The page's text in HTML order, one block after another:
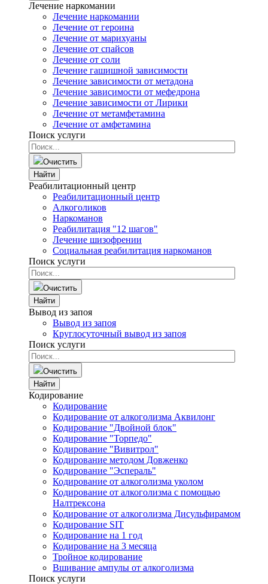
Лечение наркомании
Лечение наркомании
Лечение от героина
Лечение от марихуаны
Лечение от спайсов
Лечение от соли
Лечение гашишной зависимости
Лечение зависимости от метадона
Лечение зависимости от мефедрона
Лечение зависимости от Лирики
Лечение от метамфетамина
Лечение от амфетамина
Поиск услуги
Очистить
Найти
Реабилитационный центр
Реабилитационный центр
Алкоголиков
Наркоманов
Реабилитация "12 шагов"
Лечение шизофрении
Социальная реабилитация наркоманов
Поиск услуги
Очистить
Найти
Вывод из запоя
Вывод из запоя
Круглосуточный вывод из запоя
Поиск услуги
Очистить
Найти
Кодирование
Кодирование
Кодирование от алкоголизма Аквилонг
Кодирование "Двойной блок"
Кодирование "Торпедо"
Кодирование "Вивитрол"
Кодирование методом Довженко
Кодирование "Эспераль"
Кодирование от алкоголизма уколом
Кодирование от алкоголизма с помощью
Налтрексона
Кодирование от алкоголизма Дисульфирамом
Кодирование SIT
Кодирование на 1 год
Кодирование на 3 месяца
Тройное кодирование
Вшивание ампулы от алкоголизма
Поиск услуги